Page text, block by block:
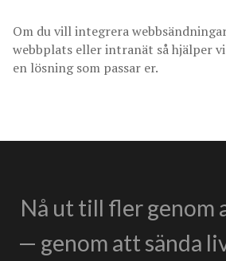
Om du vill integrera
webbplats eller intranät så hjälper
en lösning som passar er.
Nå ut till fler genom
— genom att sända